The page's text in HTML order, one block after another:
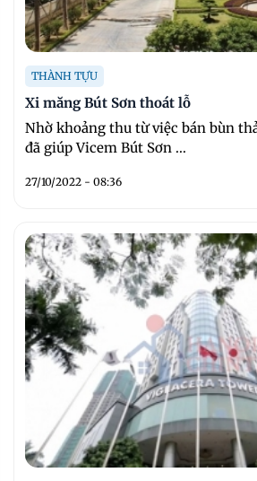
THÀNH TỰU
Xi măng Bút Sơn thoát lỗ
Nhờ khoảng thu từ việc bán bùn
đã giúp Vicem Bút Sơn ...
27/10/2022 - 08:36